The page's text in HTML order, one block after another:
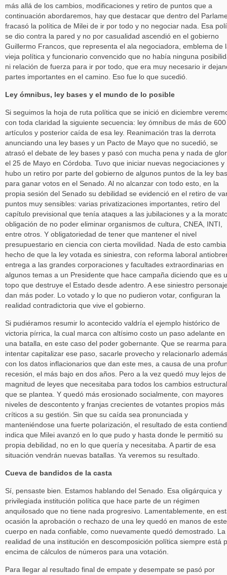
más allá de los cambios, modificaciones y retiro de puntos que a
continuación abordaremos, hay que destacar que dentro del
fracasó la política de Milei de ir por todo y no negociar nada. Esa
se dio contra la pared y no por casualidad ascendió en el gobierno
Guillermo Francos, que representa el ala negociadora, emblema de
vieja política y funcionario convencido que no había ninguna
ni relación de fuerza para ir por todo, que era muy necesario ir
partes importantes en el camino. Eso fue lo que sucedió.
Ley ómnibus, ley bases y el mundo de lo posible
Si seguimos la hoja de ruta política que se inició en diciembre
con toda claridad la siguiente secuencia: ley ómnibus de más de 600
artículos y posterior caída de esa ley. Reanimación tras la derrota
anunciando una ley bases y un Pacto de Mayo que no sucedió, se
atrasó el debate de ley bases y pasó con mucha pena y nada de
el 25 de Mayo en Córdoba. Tuvo que iniciar nuevas negociaciones y
hubo un retiro por parte del gobierno de algunos puntos de la ley
para ganar votos en el Senado. Al no alcanzar con todo esto, en la
propia sesión del Senado su debilidad se evidenció en el retiro de
puntos muy sensibles: varias privatizaciones importantes, retiro del
capítulo previsional que tenía ataques a las jubilaciones y a la
obligación de no poder eliminar organismos de cultura, CNEA, INTI,
entre otros. Y obligatoriedad de tener que mantener el nivel
presupuestario en ciencia con cierta movilidad. Nada de esto
hecho de que la ley votada es siniestra, con reforma laboral
entrega a las grandes corporaciones y facultades extraordinarias en
algunos temas a un Presidente que hace campaña diciendo que es
topo que destruye el Estado desde adentro. A ese siniestro
dan más poder. Lo votado y lo que no pudieron votar, configuran la
realidad contradictoria que vive el gobierno.
Si pudiéramos resumir lo acontecido valdría el ejemplo histórico de
victoria pírrica, la cual marca con altísimo costo un paso adelante en
una batalla, en este caso del poder gobernante. Que se rearma para
intentar capitalizar ese paso, sacarle provecho y relacionarlo además
con los datos inflacionarios que dan este mes, a causa de una
recesión, el más bajo en dos años. Pero a la vez quedó muy lejos
magnitud de leyes que necesitaba para todos los cambios
que se plantea. Y quedó más erosionado socialmente, con mayores
niveles de descontento y franjas crecientes de votantes propios más
críticos a su gestión. Sin que su caída sea pronunciada y
manteniéndose una fuerte polarización, el resultado de esta
indica que Milei avanzó en lo que pudo y hasta donde le permitió su
propia debilidad, no en lo que quería y necesitaba. A partir de esa
situación vendrán nuevas batallas. Ya veremos su resultado.
Cueva de bandidos de la casta
Sí, pensaste bien. Estamos hablando del Senado. Esa oligárquica y
privilegiada institución política que hace parte de un régimen
anquilosado que no tiene nada progresivo. Lamentablemente, en
ocasión la aprobación o rechazo de una ley quedó en manos de este
cuerpo en nada confiable, como nuevamente quedó demostrado. La
realidad de una institución en descomposición política siempre está
encima de cálculos de números para una votación.
Para llegar al resultado final de empate y desempate se pasó por